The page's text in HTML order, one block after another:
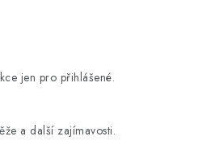
jen pro přihlášené.
a další zajímavosti.